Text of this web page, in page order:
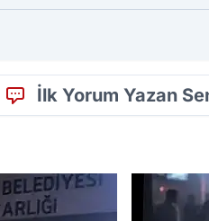
İlk Yorum Yazan